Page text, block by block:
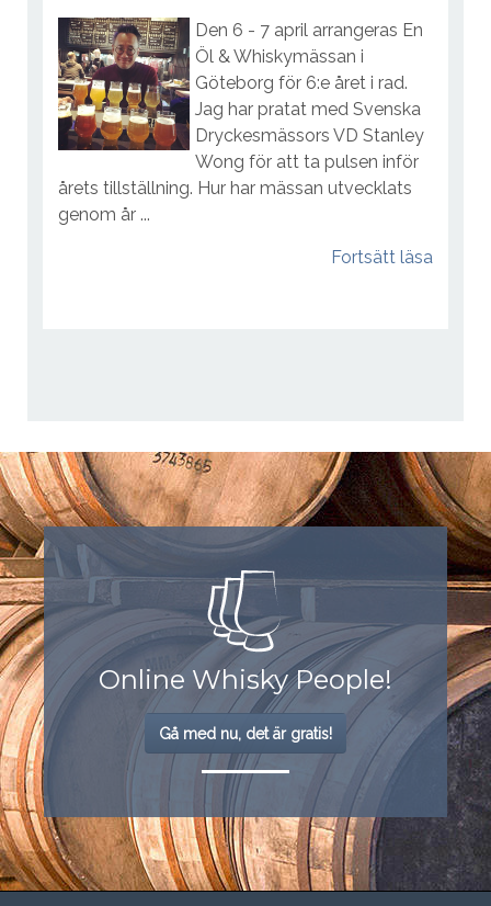
Den 6 - 7 april arrangeras En
Öl & Whiskymässan i
Göteborg för 6:e året i rad.
Jag har pratat med Svenska
Dryckesmässors VD Stanley
Wong för att ta pulsen inför
årets tillställning. Hur har mässan utvecklats
genom år ...
Fortsätt läsa
Online Whisky People!
Gå med nu, det är gratis!